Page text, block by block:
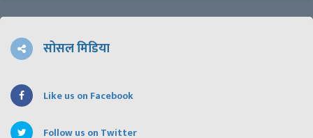
सोसल मिडिया
Like us on Facebook
Follow us on Twitter